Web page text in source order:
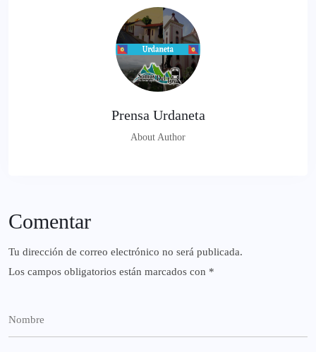
Prensa Urdaneta
About Author
Comentar
Tu dirección de correo electrónico no será publicada.
Los campos obligatorios están marcados con *